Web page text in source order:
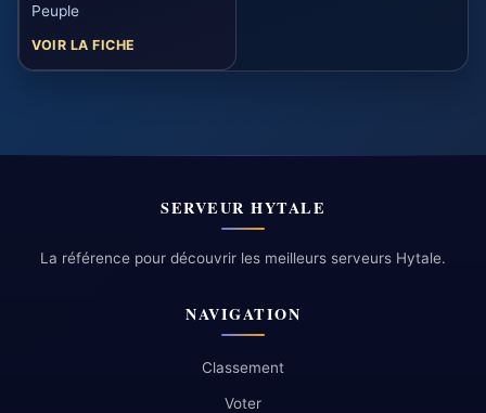
Peuple
VOIR LA FICHE
SERVEUR HYTALE
La référence pour découvrir les meilleurs serveurs Hytale.
NAVIGATION
Classement
Voter